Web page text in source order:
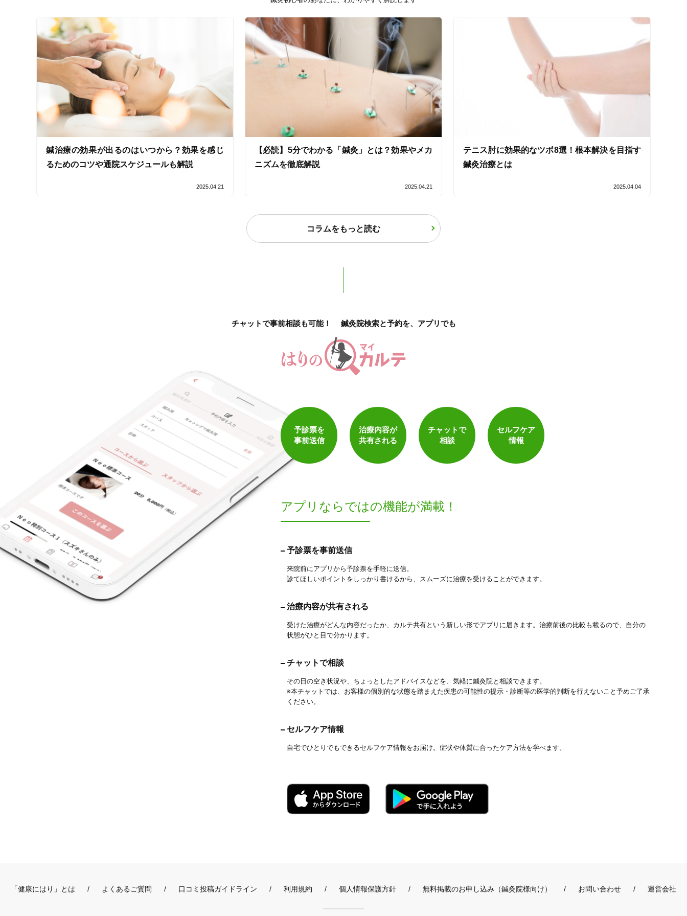
20時以降OK 当日予約 ネット予約
通院手段の特徴
駐車場あり 駅近 往療あり 送迎あり
設備の特徴
キッズスペースあり 個室完備
女性向けの特徴
女性スタッフ在籍 女性限定
オンラインサポートあり 丁寧な説明
カルテ共有 経験豊富なスタッフ在籍
1 件 検索結果を見る
鍼治療の効果が出るのはいつから？効果を感じ
るためのコツや通院スケジュールも解説
2025.04.21
【必読】5分でわかる「鍼灸」とは？効果やメカ
ニズムを徹底解説
2025.04.21
テニス肘に効果的なツボ8選！根本解決を目指す
鍼灸治療とは
2025.04.04
コラムをもっと読む
チャットで事前相談も可能！ 鍼灸院検索と予約を、アプリでも
予診票を
事前送信
治療内容が
共有される
チャットで
相談
セルフケア
情報
アプリならではの機能が満載！
予診票を事前送信
来院前にアプリから予診票を手軽に送信。
診てほしいポイントをしっかり書けるから、スムーズに治療を受けることができます。
治療内容が共有される
受けた治療がどんな内容だったか、カルテ共有という新しい形でアプリに届きます。治療前後の比較も載るので、自分の
状態がひと目で分かります。
チャットで相談
その日の空き状況や、ちょっとしたアドバイスなどを、気軽に鍼灸院と相談できます。
※本チャットでは、お客様の個別的な状態を踏まえた疾患の可能性の提示・診断等の医学的判断を行えないこと予めご了承
ください。
セルフケア情報
自宅でひとりでもできるセルフケア情報をお届け。症状や体質に合ったケア方法を学べます。
「健康にはり」とは よくあるご質問 口コミ投稿ガイドライン 利用規約 個人情報保護方針 無料掲載のお申し込み（鍼灸院様向け） お問い合わせ 運営会社